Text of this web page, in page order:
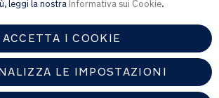
mail, acconsenti a ricevere via e-mail la nostra
su prodotti e offerte che potrebbero
trattamento dei dati personali, consulta la
privacy.
leggi la nostra Informativa sui Cookie.
ACCETTA I COOKIE
LE IMPOSTAZIONI